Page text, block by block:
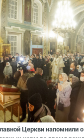
Церкви напомнили